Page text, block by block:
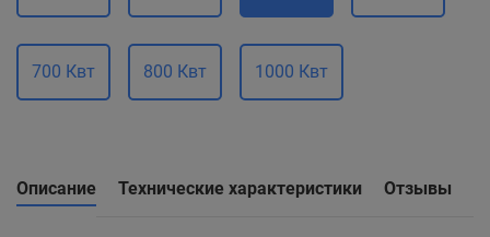
700 Квт 800 Квт 1000 Квт
Описание Технические характеристики Отзывы